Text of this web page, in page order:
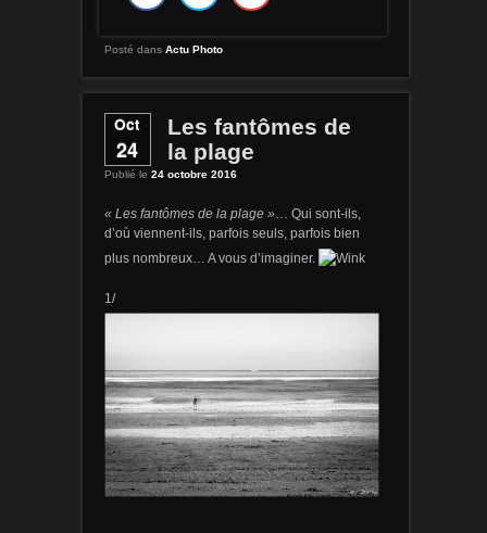
Posté dans Actu Photo
Oct
24
Les fantômes de
la plage
Publié le 24 octobre 2016
« Les fantômes de la plage » … Qui sont-ils,
d’où viennent-ils, parfois seuls, parfois bien
plus nombreux… A vous d’imaginer.
1/